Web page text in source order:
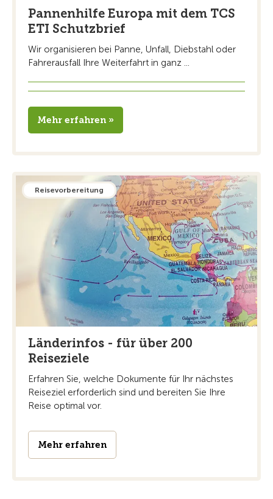
Pannenhilfe Europa mit dem TCS
ETI Schutzbrief
Wir organisieren bei Panne, Unfall, Diebstahl oder
Fahrerausfall Ihre Weiterfahrt in ganz ...
Mehr erfahren »
Reisevorbereitung
Länderinfos - für über 200
Reiseziele
Erfahren Sie, welche Dokumente für Ihr nächstes
Reiseziel erforderlich sind und bereiten Sie Ihre
Reise optimal vor.
Mehr erfahren